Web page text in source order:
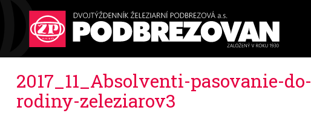
2017_11_Absolventi-pasovanie-do-
rodiny-zeleziarov3